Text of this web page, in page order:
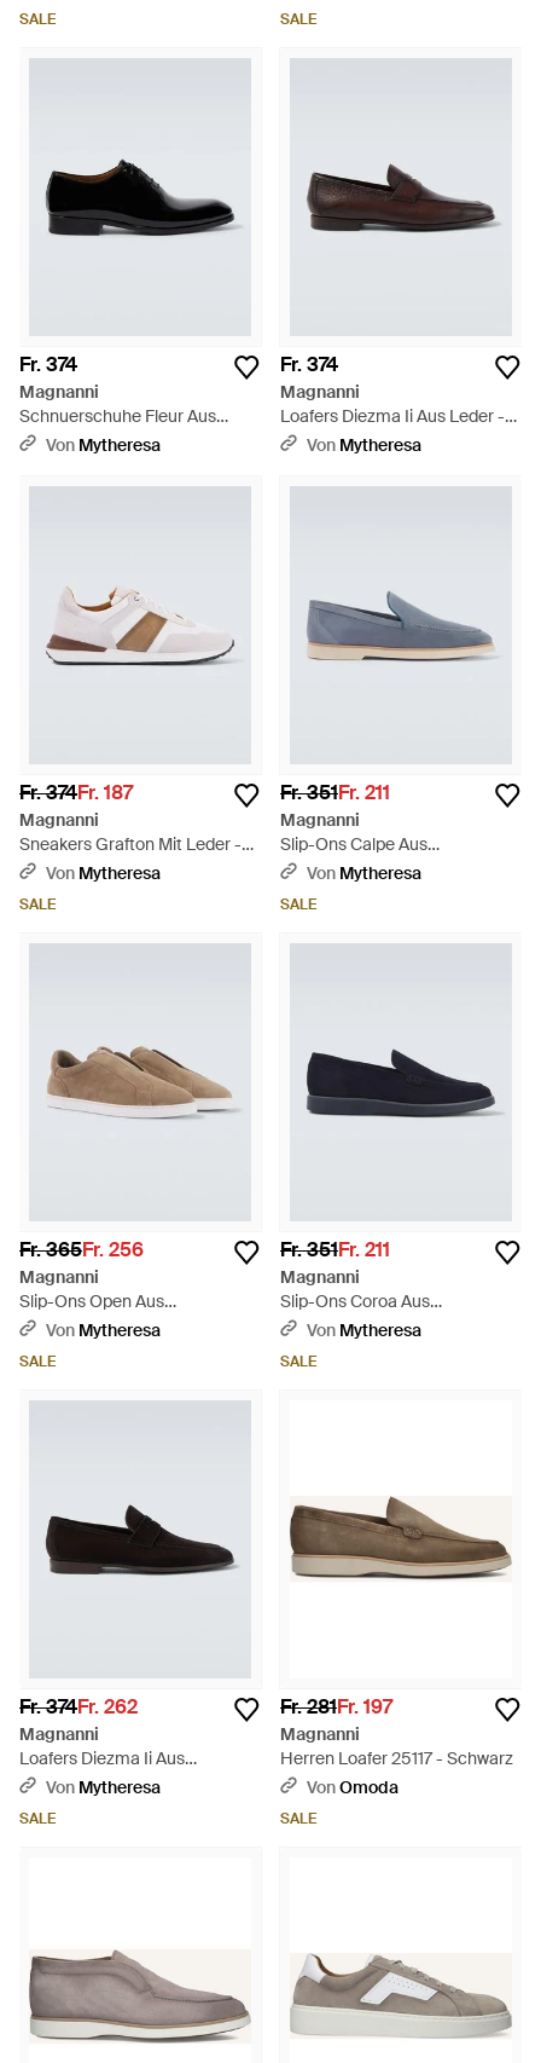
SALE SALE
Fr. 374
Magnanni
Schnuerschuhe Fleur Aus
Lackleder - Schwarz
Von Mytheresa
Fr. 374
Magnanni
Loafers Diezma Ii Aus Leder -
Braun
Von Mytheresa
Fr. 374Fr. 187
Magnanni
Sneakers Grafton Mit Leder -
WeißVon Mytheresa
SALE
Fr. 351Fr. 211
Magnanni
Slip-Ons Calpe Aus
Veloursleder - Blau
Von Mytheresa
SALE
Fr. 365Fr. 256
Magnanni
Slip-Ons Open Aus
Veloursleder - Natur
Von Mytheresa
SALE
Fr. 351Fr. 211
Magnanni
Slip-Ons Coroa Aus
Veloursleder - Blau
Von Mytheresa
SALE
Fr. 374Fr. 262
Magnanni
Loafers Diezma Ii Aus
Veloursleder - Schwarz
Von Mytheresa
SALE
Fr. 281Fr. 197
Magnanni
Herren Loafer 25117 - Schwarz
VonOmoda
SALE